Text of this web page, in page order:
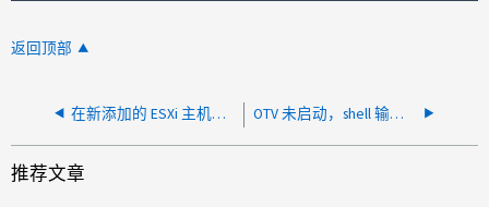
返回顶部
在新添加的 ESXi 主机上， OTV 主机发现失败 OTV 未启动，shell 输出报告无法获取当前服务器 API 组列表
推荐文章